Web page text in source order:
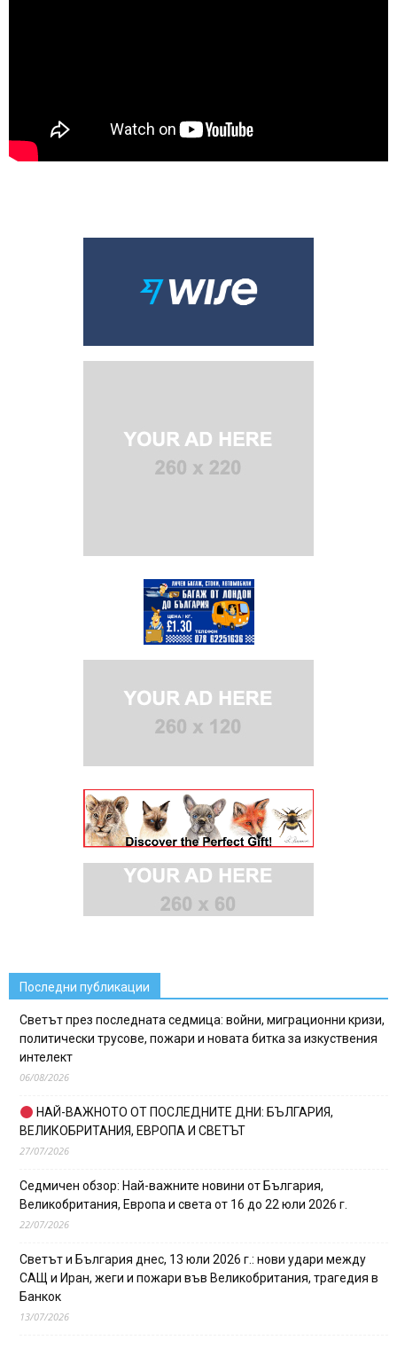
Последни публикации
Светът през последната седмица: войни, миграционни кризи,
политически трусове, пожари и новата битка за изкуствения
интелект
06/08/2026
НАЙ-ВАЖНОТО ОТ ПОСЛЕДНИТЕ ДНИ: БЪЛГАРИЯ,
ВЕЛИКОБРИТАНИЯ, ЕВРОПА И СВЕТЪТ
27/07/2026
Седмичен обзор: Най-важните новини от България,
Великобритания, Европа и света от 16 до 22 юли 2026 г.
22/07/2026
Светът и България днес, 13 юли 2026 г.: нови удари между
САЩ и Иран, жеги и пожари във Великобритания, трагедия в
Банкок
13/07/2026